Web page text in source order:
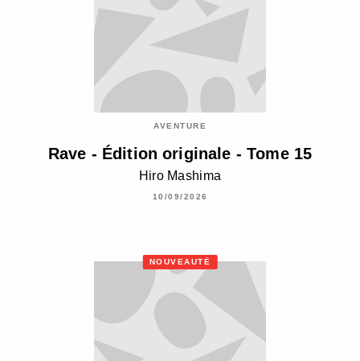
AVENTURE
Rave - Édition originale - Tome 15
Hiro Mashima
10/09/2026
NOUVEAUTÉ